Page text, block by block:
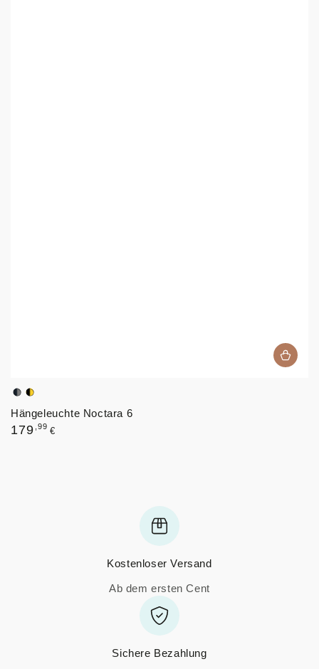
Schwarz,
Graphit
Schwarz,
Bernstein
Hängeleuchte Noctara 6
Regulärer
179 ,99 €
Kostenloser Versand
Ab dem ersten Cent
Sichere Bezahlung